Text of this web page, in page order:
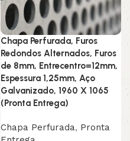
Chapa Perfurada, Furos
Redondos Alternados, Furos
de 8mm, Entrecentro=12mm,
Espessura 1,25mm, Aço
Galvanizado, 1960 X 1065
(Pronta Entrega)
Chapa Perfurada, Pronta